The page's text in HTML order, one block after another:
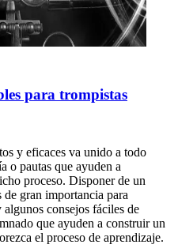
para trompistas
y eficaces va unido a todo
o pautas que ayuden a
proceso. Disponer de un
gran importancia para
consejos fáciles de
que ayuden a construir un
el proceso de aprendizaje.